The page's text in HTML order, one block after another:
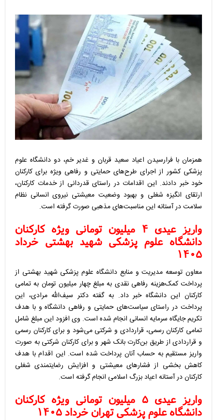
همزمان با فرارسیدن اعیاد سعید قربان و غدیر خم، دو دانشگاه علوم
پزشکی کشور از اجرای طرح‌های حمایتی و رفاهی ویژه برای کارکنان
خود خبر دادند. این اقدامات در راستای قدردانی از خدمات کارکنان،
ارتقای انگیزه شغلی و بهبود وضعیت معیشتی نیروی انسانی نظام
سلامت در آستانه این مناسبت‌های مذهبی صورت گرفته است.
واریز عیدی ۴ میلیون تومانی ویژه کارکنان
دانشگاه علوم پزشکی شهید بهشتی خرداد
۱۴۰۵
معاون توسعه مدیریت و منابع دانشگاه علوم پزشکی شهید بهشتی از
پرداخت کمک‌هزینه رفاهی نقدی به مبلغ چهار میلیون تومان به تمامی
کارکنان این دانشگاه خبر داد. به گفته دکتر سیف‌الله مرادی، این
پرداخت در راستای سیاست‌های حمایتی و رفاهی دانشگاه و با هدف
تکریم جایگاه سرمایه انسانی انجام شده است. وی افزود این مبلغ شامل
تمامی کارکنان رسمی، قراردادی و شرکتی می‌شود و برای کارکنان رسمی
و قراردادی از طریق بن‌کارت بانک شهر و برای کارکنان شرکتی به صورت
واریز مستقیم به حساب آنان پرداخت شده است. این اقدام با هدف
کاهش بخشی از فشارهای معیشتی و افزایش رضایتمندی شغلی
کارکنان در آستانه اعیاد بزرگ اسلامی انجام گرفته است.
واریز عیدی ۵ میلیون تومانی ویژه کارکنان
دانشگاه علوم پزشکی تهران خرداد ۱۴۰۵